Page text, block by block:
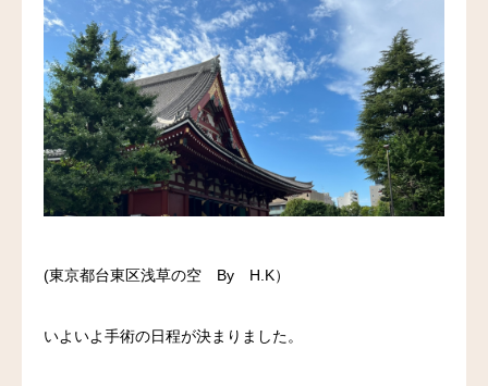
(東京都台東区浅草の空 By H.K）
いよいよ手術の日程が決まりました。
診療案内
スタッフ紹介
料金
アクセス